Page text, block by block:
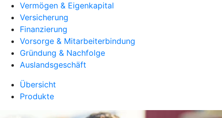
Vermögen & Eigenkapital
Versicherung
Finanzierung
Vorsorge & Mitarbeiterbindung
Gründung & Nachfolge
Auslandsgeschäft
Übersicht
Produkte